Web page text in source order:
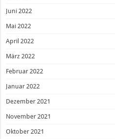
Juni 2022
Mai 2022
April 2022
März 2022
Februar 2022
Januar 2022
Dezember 2021
November 2021
Oktober 2021